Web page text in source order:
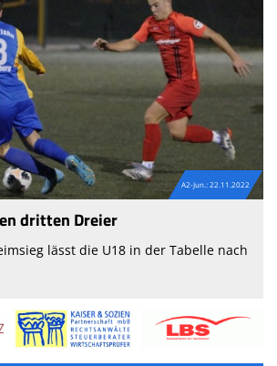
A2-Jun.: 22.11.2022
dritten Dreier
lässt die U18 in der Tabelle nach